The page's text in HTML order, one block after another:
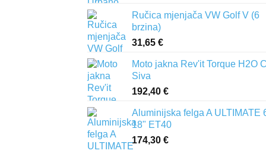
Ručica mjenjača VW Golf V (6
brzina)
31,65 €
Moto jakna Rev'it Torque H2O
Siva
192,40 €
Aluminijska felga A ULTIMATE
18" ET40
174,30 €